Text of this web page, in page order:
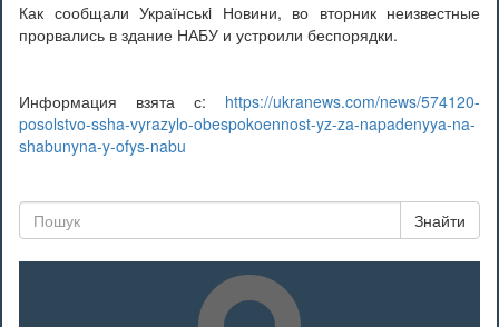
Как сообщали Українськi Новини, во вторник неизвестные
прорвались в здание НАБУ и устроили беспорядки.
Информация взята с: https://ukranews.com/news/574120-
posolstvo-ssha-vyrazylo-obespokoennost-yz-za-napadenyya-na-
shabunyna-y-ofys-nabu
Знайти